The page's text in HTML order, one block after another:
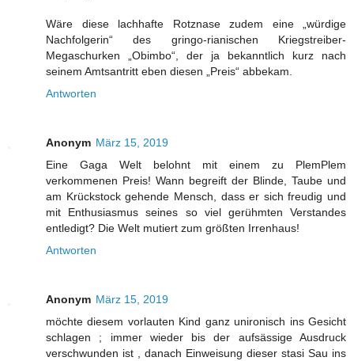
Wäre diese lachhafte Rotznase zudem eine „würdige
Nachfolgerin“ des gringo-rianischen Kriegstreiber-
Megaschurken „Obimbo“, der ja bekanntlich kurz nach
seinem Amtsantritt eben diesen „Preis“ abbekam.
Antworten
Anonym März 15, 2019
Eine Gaga Welt belohnt mit einem zu PlemPlem
verkommenen Preis! Wann begreift der Blinde, Taube und
am Krückstock gehende Mensch, dass er sich freudig und
mit Enthusiasmus seines so viel gerühmten Verstandes
entledigt? Die Welt mutiert zum größten Irrenhaus!
Antworten
Anonym März 15, 2019
möchte diesem vorlauten Kind ganz unironisch ins Gesicht
schlagen ; immer wieder bis der aufsässige Ausdruck
verschwunden ist , danach Einweisung dieser stasi Sau ins